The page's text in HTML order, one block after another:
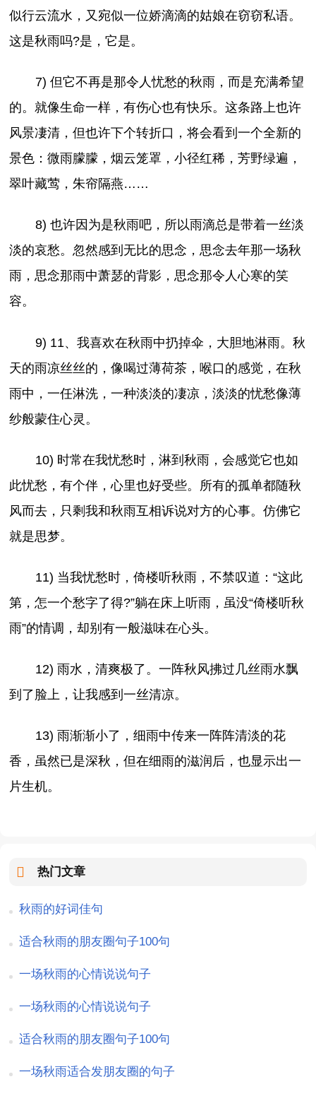
似行云流水，又宛似一位娇滴滴的姑娘在窃窃私语。
这是秋雨吗?是，它是。
7) 但它不再是那令人忧愁的秋雨，而是充满希望
的。就像生命一样，有伤心也有快乐。这条路上也许
风景凄清，但也许下个转折口，将会看到一个全新的
景色：微雨朦朦，烟云笼罩，小径红稀，芳野绿遍，
翠叶藏莺，朱帘隔燕……
8) 也许因为是秋雨吧，所以雨滴总是带着一丝淡
淡的哀愁。忽然感到无比的思念，思念去年那一场秋
雨，思念那雨中萧瑟的背影，思念那令人心寒的笑
容。
9) 11、我喜欢在秋雨中扔掉伞，大胆地淋雨。秋
天的雨凉丝丝的，像喝过薄荷茶，喉口的感觉，在秋
雨中，一任淋洗，一种淡淡的凄凉，淡淡的忧愁像薄
纱般蒙住心灵。
10) 时常在我忧愁时，淋到秋雨，会感觉它也如
此忧愁，有个伴，心里也好受些。所有的孤单都随秋
风而去，只剩我和秋雨互相诉说对方的心事。仿佛它
就是思梦。
11) 当我忧愁时，倚楼听秋雨，不禁叹道：“这此
第，怎一个愁字了得?”躺在床上听雨，虽没“倚楼听秋
雨”的情调，却别有一般滋味在心头。
12) 雨水，清爽极了。一阵秋风拂过几丝雨水飘
到了脸上，让我感到一丝清凉。
13) 雨渐渐小了，细雨中传来一阵阵清淡的花
香，虽然已是深秋，但在细雨的滋润后，也显示出一
片生机。
热门文章
秋雨的好词佳句
适合秋雨的朋友圈句子100句
一场秋雨的心情说说句子
一场秋雨的心情说说句子
适合秋雨的朋友圈句子100句
一场秋雨适合发朋友圈的句子